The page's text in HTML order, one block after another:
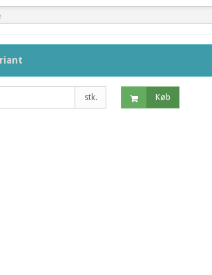
stk. Køb